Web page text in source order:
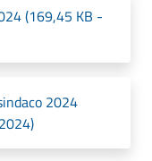
(169,45 KB -
2024